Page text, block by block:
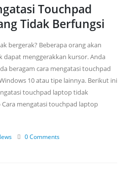
Touchpad
Tidak Berfungsi
bergerak? Beberapa orang akan
dapat menggerakkan kursor. Anda
beragam cara mengatasi touchpad
10 atau tipe lainnya. Berikut ini
touchpad laptop tidak
mengatasi touchpad laptop
0 Comments
1/RW 3, Tebet Timur, Tebet, Jakarta